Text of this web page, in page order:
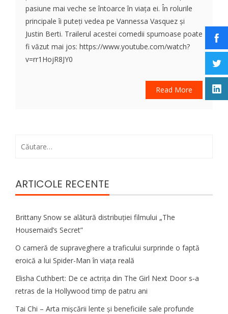
pasiune mai veche se întoarce în viața ei. În rolurile
principale îi puteți vedea pe Vannessa Vasquez și
Justin Berti. Trailerul acestei comedii spumoase poate
fi văzut mai jos: https://www.youtube.com/watch?
v=rr1HojR8JY0
Read More
ARTICOLE RECENTE
Brittany Snow se alătură distribuției filmului „The
Housemaid’s Secret”
O cameră de supraveghere a traficului surprinde o faptă
eroică a lui Spider-Man în viața reală
Elisha Cuthbert: De ce actrița din The Girl Next Door s‑a
retras de la Hollywood timp de patru ani
Tai Chi – Arta mișcării lente și beneficiile sale profunde